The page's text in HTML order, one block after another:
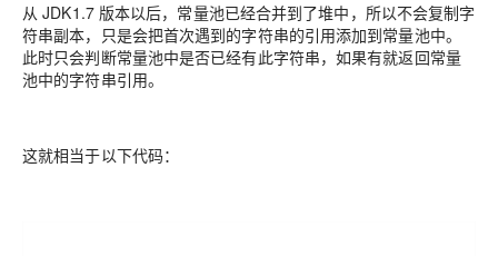
从 JDK1.7 版本以后，常量池已经合并到了堆中，所以不会复制字
符串副本，只是会把首次遇到的字符串的引用添加到常量池中。
此时只会判断常量池中是否已经有此字符串，如果有就返回常量
池中的字符串引用。
这就相当于以下代码：